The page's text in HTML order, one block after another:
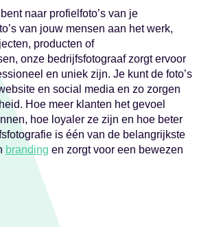
naar profielfoto’s van je
van jouw mensen aan het werk,
producten of
onze bedrijfsfotograaf zorgt ervoor
en uniek zijn. Je kunt de foto’s
en social media en zo zorgen
Hoe meer klanten het gevoel
hoe loyaler ze zijn en hoe beter
is één van de belangrijkste
branding en zorgt voor een bewezen